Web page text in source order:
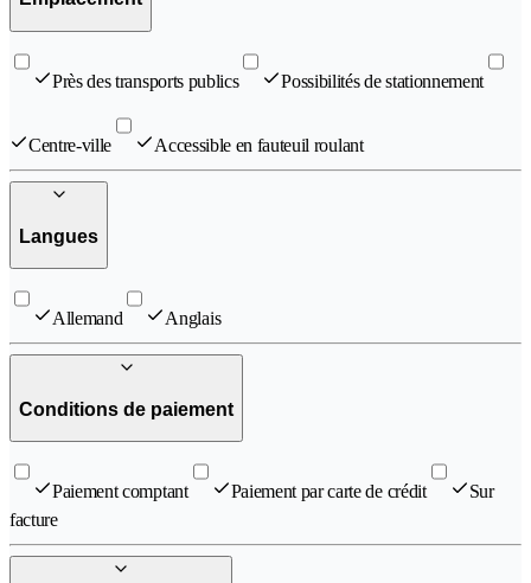
Près des transports publics Possibilités de stationnement
Centre-ville Accessible en fauteuil roulant
Langues
Allemand Anglais
Conditions de paiement
Paiement comptant Paiement par carte de crédit
Sur
facture